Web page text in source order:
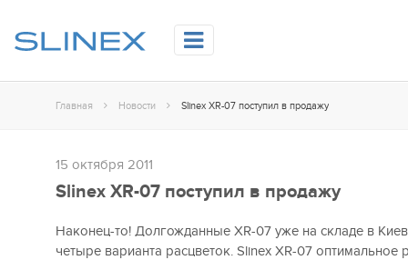
Главная Новости Slinex XR-07 поступил в продажу
15 октября 2011
Slinex XR-07 поступил в продажу
Наконец-то! Долгожданные XR-07 уже на складе в
четыре варианта расцветок. Slinex XR-07 оптимальное